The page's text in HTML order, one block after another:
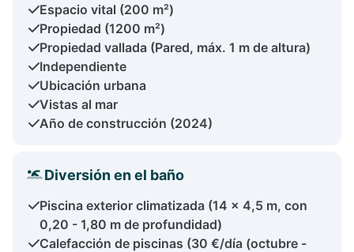
Espacio vital (200 m²)
Propiedad (1200 m²)
Propiedad vallada (Pared, máx. 1 m de altura)
Independiente
Ubicación urbana
Vistas al mar
Año de construcción (2024)
Diversión en el baño
Piscina exterior climatizada (14 x 4,5 m, con
0,20 - 1,80 m de profundidad)
Calefacción de piscinas (30 €/día (octubre -